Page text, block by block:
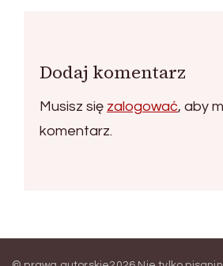
Dodaj komentarz
Musisz się zalogować, aby
komentarz.